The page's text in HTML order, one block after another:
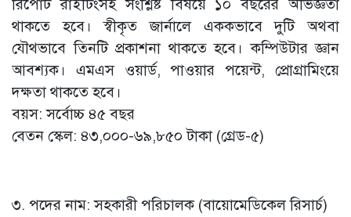
রিপোর্ট রাইটিংসহ সংশ্লিষ্ট বিষয়ে ১০ বছরের অভিজ্ঞতা
থাকতে হবে। স্বীকৃত জার্নালে এককভাবে দুটি অথবা
যৌথভাবে তিনটি প্রকাশনা থাকতে হবে। কম্পিউটার জ্ঞান
আবশ্যক। এমএস ওয়ার্ড, পাওয়ার পয়েন্ট, প্রোগ্রামিংয়ে
দক্ষতা থাকতে হবে।
বয়স: সর্বোচ্চ ৪৫ বছর
বেতন স্কেল: ৪৩,০০০-৬৯,৮৫০ টাকা (গ্রেড-৫)
৩. পদের নাম: সহকারী পরিচালক (বায়োমেডিকেল রিসার্চ)